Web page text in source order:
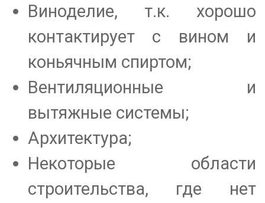
Виноделие, т.к. хорошо
контактирует с вином и
коньячным спиртом;
Вентиляционные и
вытяжные системы;
Архитектура;
Некоторые области
строительства, где нет